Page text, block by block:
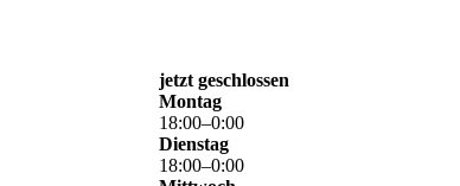
jetzt geschlossen
Montag
18:00–0:00
Dienstag
18:00–0:00